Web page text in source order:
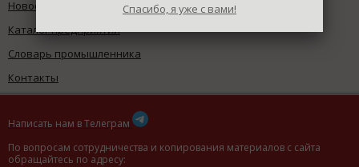
Новости промышленности
Каталог предприятий
Словарь промышленника
Контакты
Написать нам в Телеграм
По вопросам сотрудничества и копирования материалов с сайта
обращайтесь по адресу:
Спасибо, я уже с вами!